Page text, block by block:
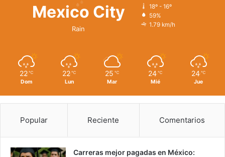
Mexico City
Rain
18º - 16º
59%
1.79 km/h
22 ℃
Dom
22 ℃
Lun
25 ℃
Mar
24 ℃
Mié
24 ℃
Jue
Popular Reciente Comentarios
Carreras mejor pagadas en México: